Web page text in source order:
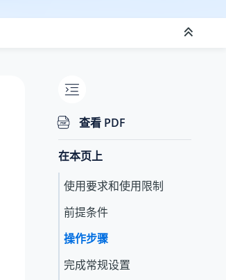
查看 PDF
在本页上
使用要求和使用限制
前提条件
操作步骤
完成常规设置